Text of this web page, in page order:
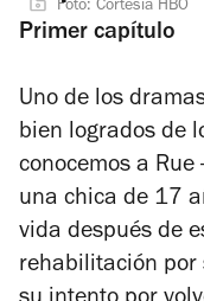
Foto: Cortesía HBO
Primer capítulo
Uno de los
bien logrados de
conocemos a
una chica de 17
vida después de
rehabilitación por